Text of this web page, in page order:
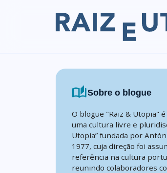
auto_storiesSobre o blogue
O blogue "Raiz & Utopia"
uma cultura livre e
Utopia” fundada por
1977, cuja direção foi
referência na cultura
reunindo colaboradores